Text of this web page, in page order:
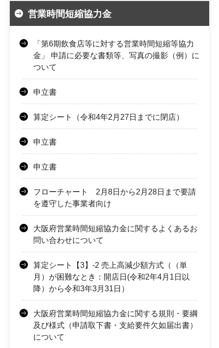
営業時間短縮協力金
「第6期飲食店等に対する営業時間短縮等協力
金」 申請に必要な書類等、写真の撮影（例）に
ついて
申立書
算定シート（令和4年2月27日までに閉店）
申立書
申立書
フローチャート 2月8日から2月28日まで要請
を遵守した事業者向け
大阪府営業時間短縮協力金に関するよくあるお
問い合わせについて
算定シート【3】-2 売上高減少額方式（（単
月）が困難なとき：開店日(令和2年4月1日以
降）から令和3年3月31日）
大阪府営業時間短縮協力金に関する規則・要綱
及び様式（申請取下書・支給要件欠如届出書）
について